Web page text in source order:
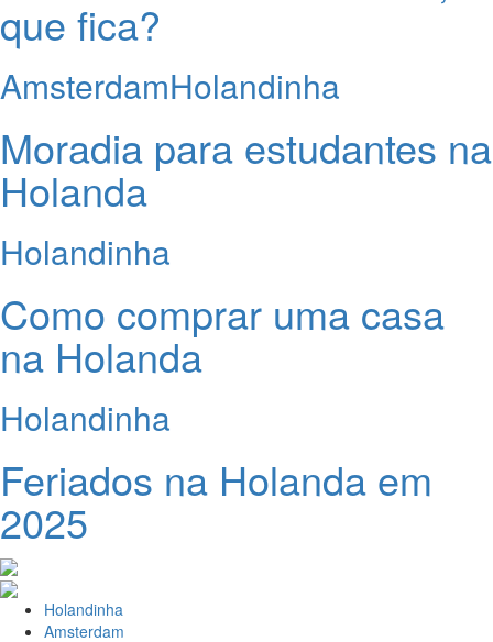
que fica?
AmsterdamHolandinha
Moradia para estudantes na
Holanda
Holandinha
Como comprar uma casa
na Holanda
Holandinha
Feriados na Holanda em
2025
Holandinha
Amsterdam